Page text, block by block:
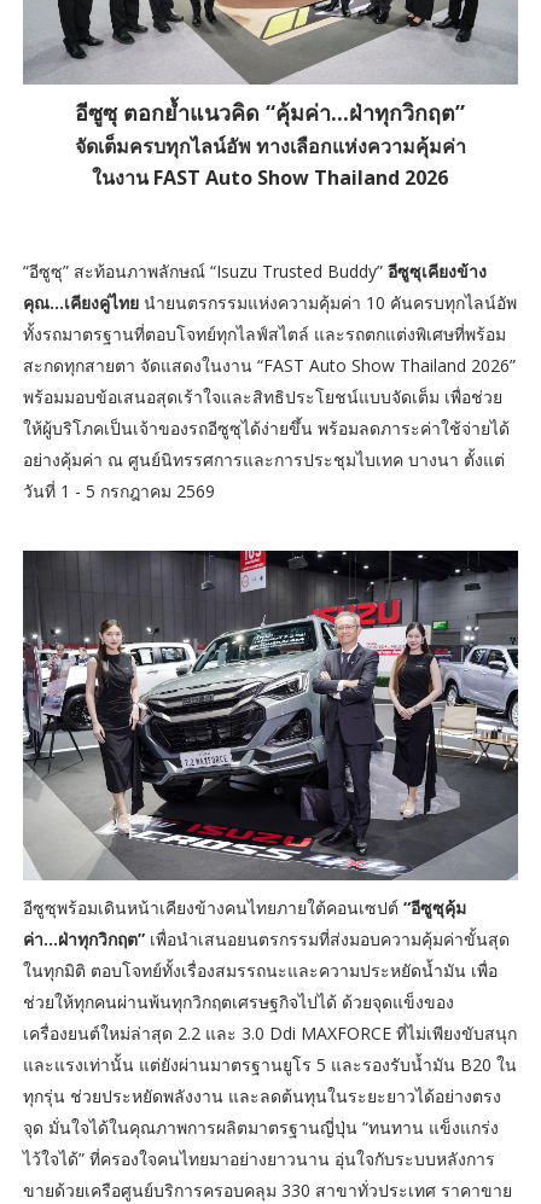
อีซูซุ ตอกย้ำแนวคิด “คุ้มค่า...ฝ่าทุกวิกฤต”
จัดเต็มครบทุกไลน์อัพ ทางเลือกแห่งความคุ้มค่า
ในงาน FAST Auto Show Thailand 2026
“อีซูซุ” สะท้อนภาพลักษณ์ “Isuzu Trusted Buddy” อีซูซุเคียงข้าง
คุณ…เคียงคู่ไทยนำยนตรกรรมแห่งความคุ้มค่า 10 คันครบทุกไลน์อัพ
ทั้งรถมาตรฐานที่ตอบโจทย์ทุกไลฟ์สไตล์ และรถตกแต่งพิเศษที่พร้อม
สะกดทุกสายตา จัดแสดงในงาน “FAST Auto Show Thailand 2026”
พร้อมมอบข้อเสนอสุดเร้าใจและสิทธิประโยชน์แบบจัดเต็ม เพื่อช่วย
ให้ผู้บริโภคเป็นเจ้าของรถอีซูซุได้ง่ายขึ้น พร้อมลดภาระค่าใช้จ่ายได้
อย่างคุ้มค่า ณ ศูนย์นิทรรศการและการประชุมไบเทค บางนา ตั้งแต่
วันที่ 1 - 5 กรกฎาคม 2569
อีซูซุพร้อมเดินหน้าเคียงข้างคนไทยภายใต้คอนเซปต์ “อีซูซุคุ้ม
ค่า...ฝ่าทุกวิกฤต” เพื่อนำเสนอยนตรกรรมที่ส่งมอบความคุ้มค่าขั้นสุด
ในทุกมิติ ตอบโจทย์ทั้งเรื่องสมรรถนะและความประหยัดน้ำมัน เพื่อ
ช่วยให้ทุกคนผ่านพ้นทุกวิกฤตเศรษฐกิจไปได้ ด้วยจุดแข็งของ
เครื่องยนต์ใหม่ล่าสุด 2.2 และ 3.0 Ddi MAXFORCE ที่ไม่เพียงขับสนุก
และแรงเท่านั้น แต่ยังผ่านมาตรฐานยูโร 5 และรองรับน้ำมัน B20 ใน
ทุกรุ่น ช่วยประหยัดพลังงาน และลดต้นทุนในระยะยาวได้อย่างตรง
จุด มั่นใจได้ในคุณภาพการผลิตมาตรฐานญี่ปุ่น “ทนทาน แข็งแกร่ง
ไว้ใจได้” ที่ครองใจคนไทยมาอย่างยาวนาน อุ่นใจกับระบบหลังการ
ขายด้วยเครือศูนย์บริการครอบคลุม 330 สาขาทั่วประเทศ ราคาขาย